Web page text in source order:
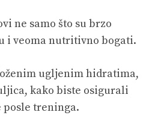
ne samo što su brzo
i veoma nutritivno bogati.
ugljenim hidratima,
kako biste osigurali
treninga.